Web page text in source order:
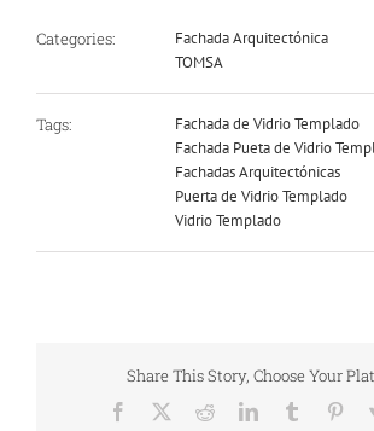
Categories:
Fachada Arquitectónica
TOMSA
Tags:
Fachada de Vidrio Templado
Fachada Pueta de Vidrio
Fachadas Arquitectónicas
Puerta de Vidrio Templado
Vidrio Templado
Share This Story, Choose Your
Facebook RedditLinkedInTumblr